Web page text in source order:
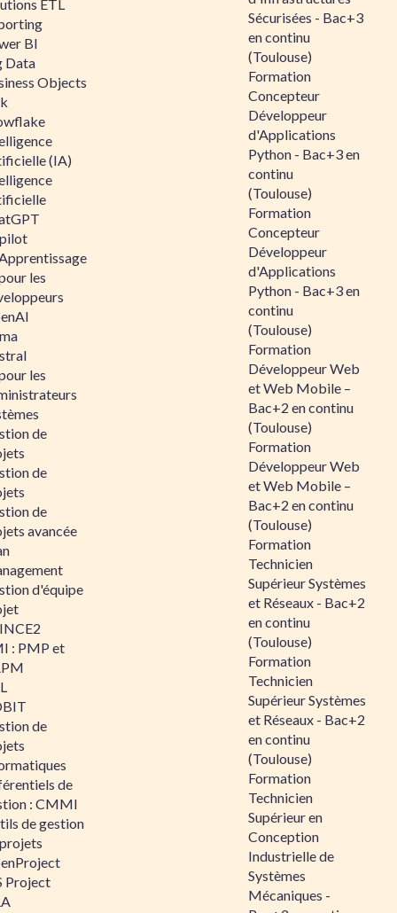
ETL
BI
Data
Objects
(IA)
les
les
de
de
de
avancée
d'équipe
: PMP et
de
de
: CMMI
de gestion
Project
Sécurisées - Bac+3
en continu
(Toulouse)
Formation
Concepteur
Développeur
d'Applications
Python - Bac+3 en
continu
(Toulouse)
Formation
Concepteur
Développeur
d'Applications
Python - Bac+3 en
continu
(Toulouse)
Formation
Développeur Web
et Web Mobile –
Bac+2 en continu
(Toulouse)
Formation
Développeur Web
et Web Mobile –
Bac+2 en continu
(Toulouse)
Formation
Technicien
Supérieur Systèmes
et Réseaux - Bac+2
en continu
(Toulouse)
Formation
Technicien
Supérieur Systèmes
et Réseaux - Bac+2
en continu
(Toulouse)
Formation
Technicien
Supérieur en
Conception
Industrielle de
Systèmes
Mécaniques -